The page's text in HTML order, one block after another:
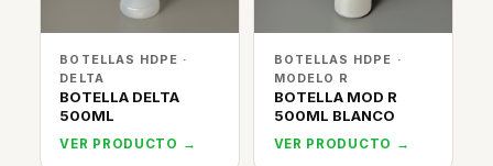
BOTELLAS HDPE ·
DELTA
BOTELLA DELTA
500ML
VER PRODUCTO →
BOTELLAS HDPE ·
MODELO R
BOTELLA MOD R
500ML BLANCO
VER PRODUCTO →